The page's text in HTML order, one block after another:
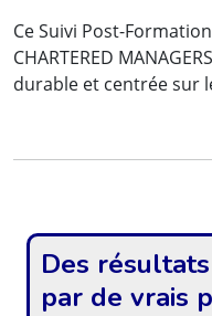
Ce Suivi Post-
CHARTERED
durable et centrée sur
Des
par de vrais